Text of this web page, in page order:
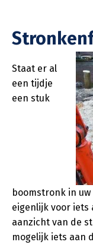
Staat er al
een tijdje
een stuk
boomstronk in
eigenlijk voor iets
aanzicht van de
mogelijk iets aan